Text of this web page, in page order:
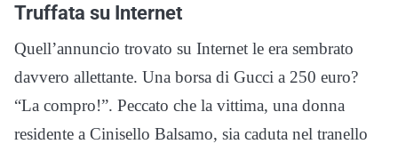
Truffata su Internet
Quell’annuncio trovato su Internet le era sembrato
davvero allettante. Una borsa di Gucci a 250 euro?
“La compro!”. Peccato che la vittima, una donna
residente a Cinisello Balsamo, sia caduta nel tranello